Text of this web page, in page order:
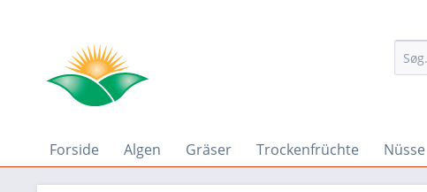
Forside Algen Gräser Trockenfrüchte Nüsse